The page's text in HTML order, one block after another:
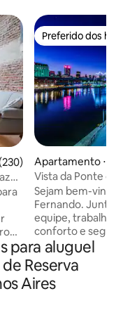
uma avaliação média de
Preferido dos
Preferido dos
Apartamento ⋅
s
Vista da Ponte da
Apartamento
Sejam bem-
Fernando.
equipe,
conforto e segurança.
apartamentos
equipados
produtos de
Temos locais
para aluguel
Reserva
Aires